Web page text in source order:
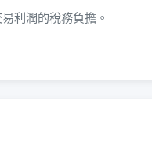
利潤的稅務負擔。